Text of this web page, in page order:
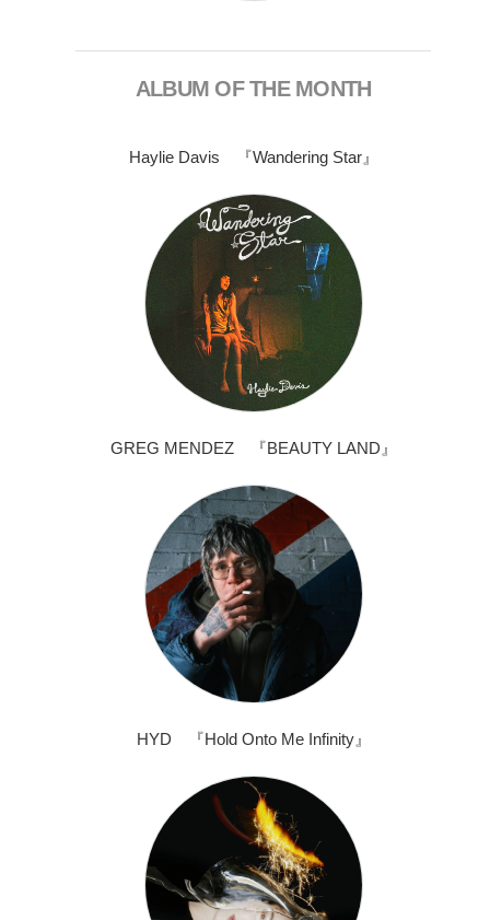
ALBUM OF THE MONTH
Haylie Davis 『Wandering Star』
GREG MENDEZ 『BEAUTY LAND』
HYD 『Hold Onto Me Infinity』